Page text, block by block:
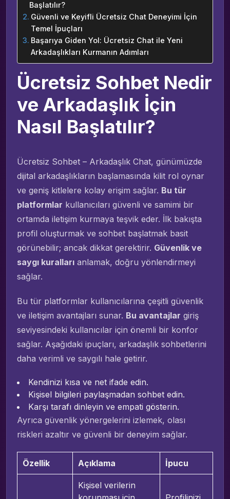
Başlatılır?
Güvenli ve Keyifli Ücretsiz Chat Deneyimi İçin
Temel İpuçları
Başarıya Giden Yol: Ücretsiz Chat ile Yeni
Arkadaşlıkları Kurmanın Adımları
Ücretsiz Sohbet Nedir
ve Arkadaşlık İçin
Nasıl Başlatılır?
Ücretsiz Sohbet – Arkadaşlık Chat, günümüzde
dijital arkadaşlıkların başlamasında kilit rol oynar
ve geniş kitlelere kolay erişim sağlar. Bu tür
platformlar kullanıcıları güvenli ve samimi bir
ortamda iletişim kurmaya teşvik eder. İlk bakışta
profil oluşturmak ve sohbet başlatmak basit
görünebilir; ancak dikkat gerektirir. Güvenlik ve
saygı kuralları anlamak, doğru yönlendirmeyi
sağlar.
Bu tür platformlar kullanıcılarına çeşitli güvenlik
ve iletişim avantajları sunar. Bu avantajlar giriş
seviyesindeki kullanıcılar için önemli bir konfor
sağlar. Aşağıdaki ipuçları, arkadaşlık sohbetlerini
daha verimli ve saygılı hale getirir.
Kendinizi kısa ve net ifade edin.
Kişisel bilgileri paylaşmadan sohbet edin.
Karşı tarafı dinleyin ve empati gösterin.
Ayrıca güvenlik yönergelerini izlemek, olası
riskleri azaltır ve güvenli bir deneyim sağlar.
Özellik Açıklama İpucu
Kişisel verilerin